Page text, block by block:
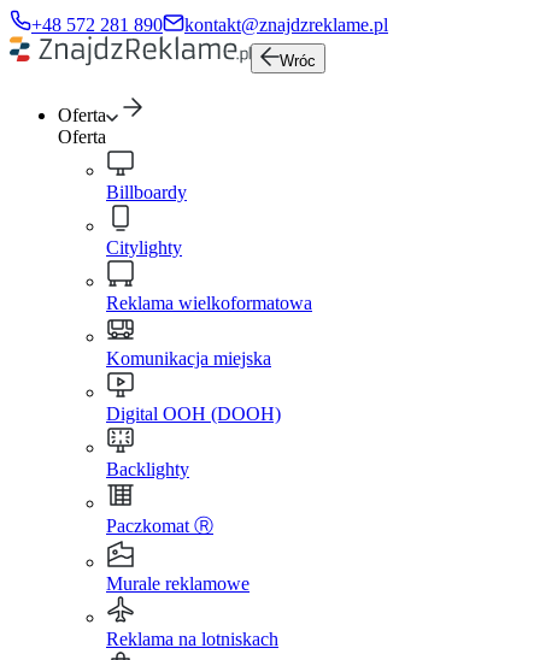
+48 572 281 890 kontakt@znajdzreklame.pl
Wróc
Oferta
Oferta
Billboardy
Citylighty
Reklama wielkoformatowa
Komunikacja miejska
Digital OOH (DOOH)
Backlighty
Paczkomat Ⓡ
Murale reklamowe
Reklama na lotniskach